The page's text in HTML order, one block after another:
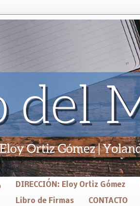
DIRECCIÓN: Eloy Ortiz Gómez
Libro de Firmas CONTACTO